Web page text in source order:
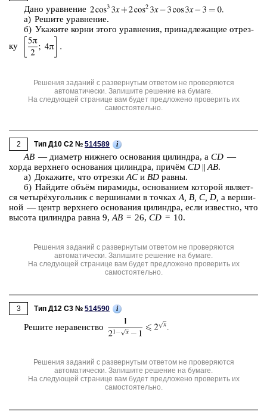
Дано урав­не­ние
а) Ре­ши­те урав­не­ние.
б) Ука­жи­те корни этого урав­не­ния, при­над­ле­жа­щие от­рез­
ку
Решения заданий с развернутым ответом не проверяются
автоматически. Запишите решение на бумаге.
На следующей странице вам будет предложено проверить их
самостоятельно.
2 Тип Д10 C2 № 514589 i
AB — диа­метр ниж­не­го ос­но­ва­ния ци­лин­дра, а CD —
хорда верх­не­го ос­но­ва­ния ци­лин­дра, причём CD || AB.
а) До­ка­жи­те, что от­рез­ки AC и BD равны.
б) Най­ди­те объём пи­ра­ми­ды, ос­но­ва­ни­ем ко­то­рой яв­ля­ет­
ся четырёхуголь­ник с вер­ши­на­ми в точ­ках A, B, C, D, а вер­ши­
ной — центр верх­не­го ос­но­ва­ния ци­лин­дра, если из­вест­но, что
вы­со­та ци­лин­дра равна 9, AB = 26, CD = 10.
Решения заданий с развернутым ответом не проверяются
автоматически. Запишите решение на бумаге.
На следующей странице вам будет предложено проверить их
самостоятельно.
3 Тип Д12 C3 № 514590 i
Ре­ши­те не­ра­вен­ство
Решения заданий с развернутым ответом не проверяются
автоматически. Запишите решение на бумаге.
На следующей странице вам будет предложено проверить их
самостоятельно.